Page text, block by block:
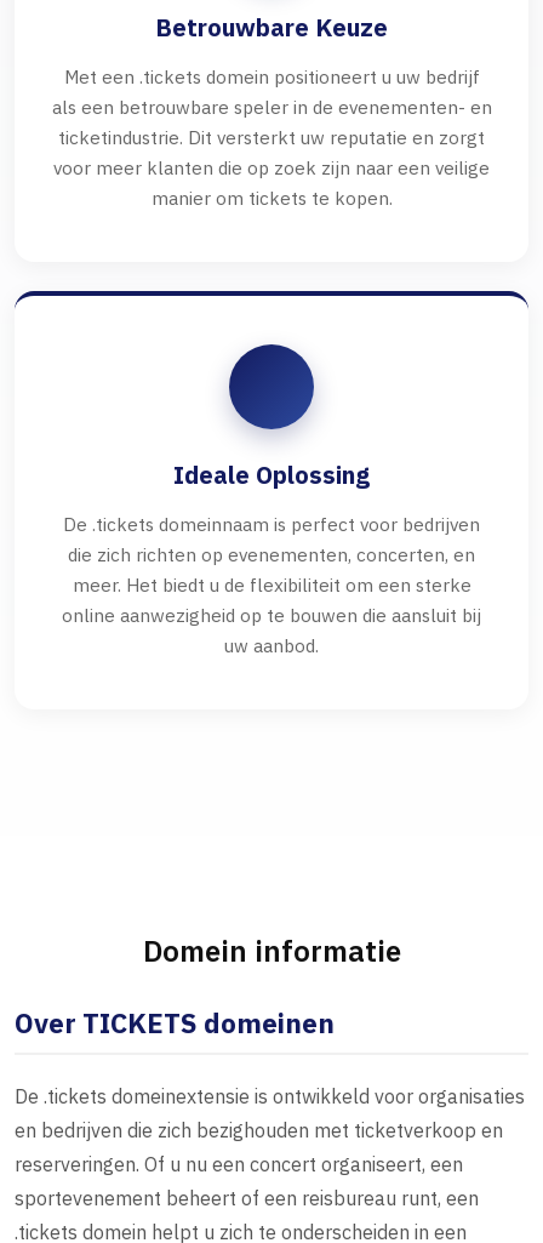
Betrouwbare Keuze
Met een .tickets domein positioneert u uw bedrijf
als een betrouwbare speler in de evenementen- en
ticketindustrie. Dit versterkt uw reputatie en zorgt
voor meer klanten die op zoek zijn naar een veilige
manier om tickets te kopen.
Ideale Oplossing
De .tickets domeinnaam is perfect voor bedrijven
die zich richten op evenementen, concerten, en
meer. Het biedt u de flexibiliteit om een sterke
online aanwezigheid op te bouwen die aansluit bij
uw aanbod.
Domein informatie
Over TICKETS domeinen
De .tickets domeinextensie is ontwikkeld voor organisaties
en bedrijven die zich bezighouden met ticketverkoop en
reserveringen. Of u nu een concert organiseert, een
sportevenement beheert of een reisbureau runt, een
.tickets domein helpt u zich te onderscheiden in een